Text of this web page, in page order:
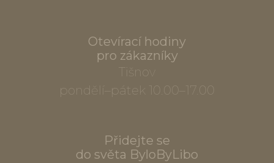
Otevírací hodiny
pro zákazníky
Tišnov
pondělí–pátek 10.00–17.00
Přidejte se
do světa ByloByLibo